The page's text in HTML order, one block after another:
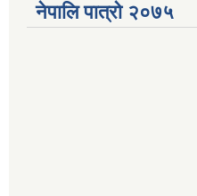
नेपालि पात्रो २०७५